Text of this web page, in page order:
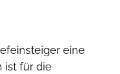
eine
ist für die